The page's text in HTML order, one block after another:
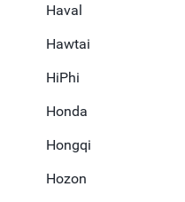
Haval
Hawtai
HiPhi
Honda
Hongqi
Hozon